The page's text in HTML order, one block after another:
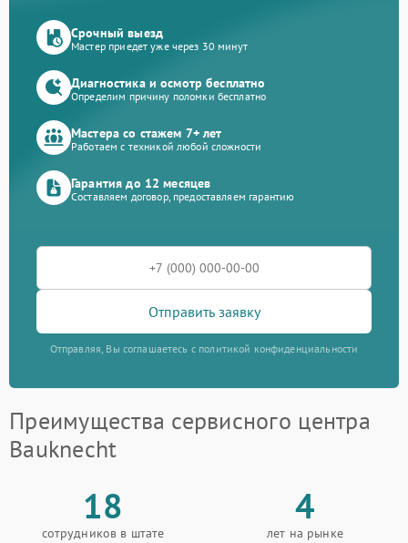
Срочный выезд
Мастер приедет уже через 30 минут
Диагностика и осмотр бесплатно
Определим причину поломки бесплатно
Мастера со стажем 7+ лет
Работаем с техникой любой сложности
Гарантия до 12 месяцев
Составляем договор, предоставляем гарантию
Отправить заявку
Отправляя, Вы соглашаетесь с политикой конфиденциальности
Преимущества сервисного центра
Bauknecht
18
сотрудников в штате
4
лет на рынке